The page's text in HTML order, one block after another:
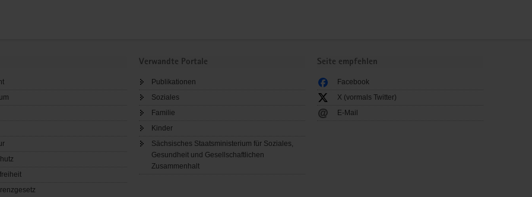
Verwandte Portale
Publikationen
Soziales
Familie
Kinder
Sächsisches Staatsministerium für Soziales,
Gesundheit und Gesellschaftlichen
Zusammenhalt
Seite empfehlen
Facebook
X (vormals Twitter)
E-Mail